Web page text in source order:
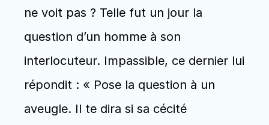
ne voit pas ? Telle fut un jour la
question d’un homme à son
interlocuteur. Impassible, ce dernier lui
répondit : « Pose la question à un
aveugle. Il te dira si sa cécité